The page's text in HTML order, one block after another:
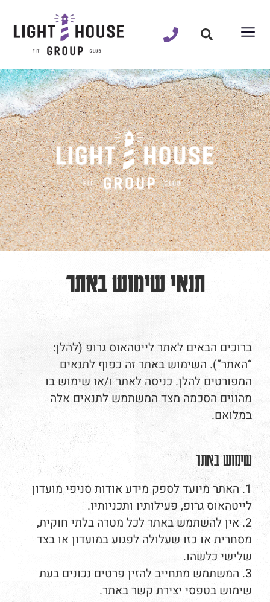
תנאי שימוש באתר
ברוכים הבאים לאתר לייטהאוס גרופ (להלן:
“האתר”). השימוש באתר זה כפוף לתנאים
המפורטים להלן. כניסה לאתר ו/או שימוש בו
מהווים הסכמה מצד המשתמש לתנאים אלה
במלואם.
שימוש באתר
1. האתר מיועד לספק מידע אודות סניפי מועדון
לייטהאוס גרופ, פעילותיו ותכניותיו.
2. אין להשתמש באתר לכל מטרה בלתי חוקית,
מסחרית או כזו שעלולה לפגוע במועדון או בצד
שלישי כלשהו.
3. המשתמש מתחייב להזין פרטים נכונים בעת
שימוש בטפסי יצירת קשר באתר.